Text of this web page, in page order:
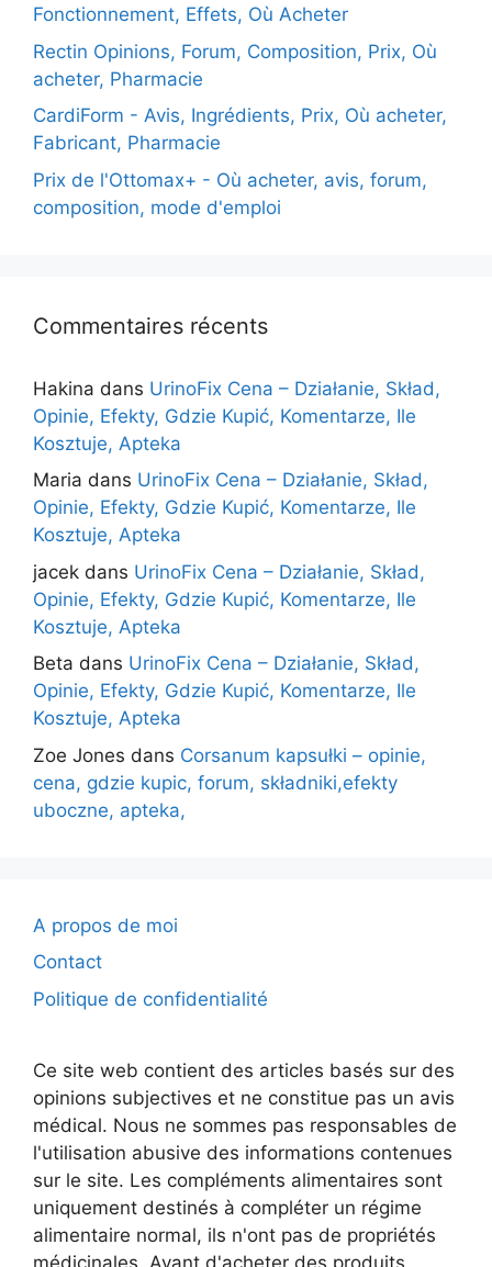
Fonctionnement, Effets, Où Acheter
Rectin Opinions, Forum, Composition, Prix, Où
acheter, Pharmacie
CardiForm - Avis, Ingrédients, Prix, Où acheter,
Fabricant, Pharmacie
Prix de l'Ottomax+ - Où acheter, avis, forum,
composition, mode d'emploi
Commentaires récents
Hakina dans UrinoFix Cena – Działanie, Skład,
Opinie, Efekty, Gdzie Kupić, Komentarze, Ile
Kosztuje, Apteka
Maria dans UrinoFix Cena – Działanie, Skład,
Opinie, Efekty, Gdzie Kupić, Komentarze, Ile
Kosztuje, Apteka
jacek dans UrinoFix Cena – Działanie, Skład,
Opinie, Efekty, Gdzie Kupić, Komentarze, Ile
Kosztuje, Apteka
Beta dans UrinoFix Cena – Działanie, Skład,
Opinie, Efekty, Gdzie Kupić, Komentarze, Ile
Kosztuje, Apteka
Zoe Jones dans Corsanum kapsułki – opinie,
cena, gdzie kupic, forum, składniki,efekty
uboczne, apteka,
A propos de moi
Contact
Politique de confidentialité
Ce site web contient des articles basés sur des
opinions subjectives et ne constitue pas un avis
médical. Nous ne sommes pas responsables de
l'utilisation abusive des informations contenues
sur le site. Les compléments alimentaires sont
uniquement destinés à compléter un régime
alimentaire normal, ils n'ont pas de propriétés
médicinales. Avant d'acheter des produits,